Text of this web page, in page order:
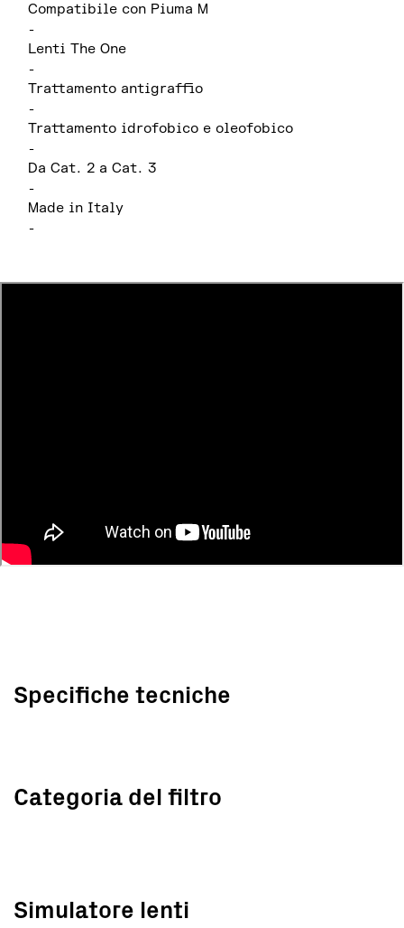
Compatibile con Piuma M
-
Lenti The One
-
Trattamento antigraffio
-
Trattamento idrofobico e oleofobico
-
Da Cat. 2 a Cat. 3
-
Made in Italy
-
Specifiche tecniche
Categoria del filtro
Simulatore lenti